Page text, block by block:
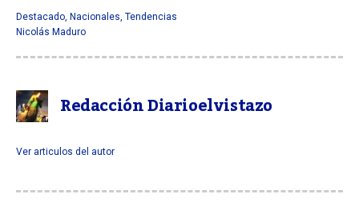
Destacado, Nacionales, Tendencias
Nicolás Maduro
Redacción Diarioelvistazo
Ver articulos del autor